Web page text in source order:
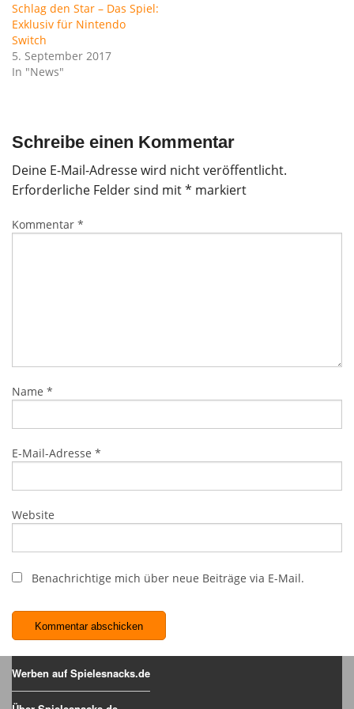
Schlag den Star – Das Spiel:
Exklusiv für Nintendo
Switch
5. September 2017
In "News"
Schreibe einen Kommentar
Deine E-Mail-Adresse wird nicht veröffentlicht.
Erforderliche Felder sind mit* markiert
Kommentar *
Name *
E-Mail-Adresse *
Website
Benachrichtige mich über neue Beiträge via E-Mail.
Werben auf Spielesnacks.de